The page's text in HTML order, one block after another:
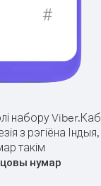
набору Viber.Каб
з рэгіёна Індыя,
такім
нумар